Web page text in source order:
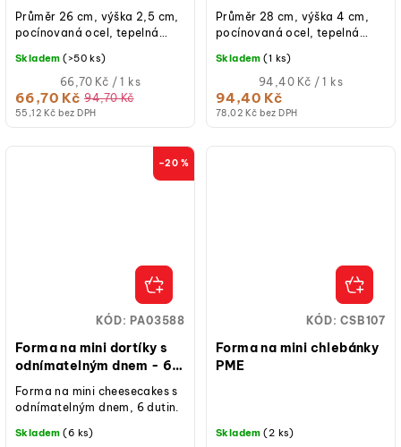
55,12 Kč bez DPH
66,70 Kč 94,70 Kč
Měrná
cena:
66,70 Kč / 1 ks
Skladem (>50 ks)
Průměr 26 cm, výška 2,5 cm,
pocínovaná ocel, tepelná
mytí.
78,02 Kč bez DPH
94,40 Kč
Měrná
cena:
94,40 Kč / 1 ks
Skladem (1 ks)
Průměr 28 cm, výška 4 cm,
pocínovaná ocel, tepelná
mytí.
–20 %
Forma na mini dortíky s
odnímatelným dnem - 6
pozic
Skladem (6 ks)
Forma na mini cheesecakes s
odnímatelným dnem, 6 dutin.
KÓD: PA03588
Forma na mini chlebánky
PME
Skladem (2 ks)
KÓD:CSB107